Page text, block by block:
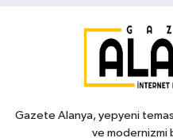
Gazete Alanya, yepyeni
ve modernizmi